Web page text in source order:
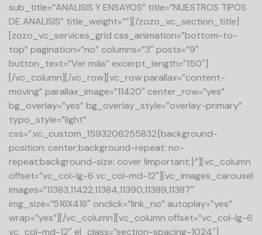
sub_title=”ANALISIS Y ENSAYOS” title=”NUESTROS TIPOS
DE ANALISIS” title_weight=””][/zozo_vc_section_title]
[zozo_vc_services_grid css_animation=”bottom-to-
top” pagination=”no” columns=”3″ posts=”9″
button_text=”Ver más” excerpt_length=”150″]
[/vc_column][/vc_row][vc_row parallax=”content-
moving” parallax_image=”11420″ center_row=”yes”
bg_overlay=”yes” bg_overlay_style=”overlay-primary”
typo_style=”light”
css=”.vc_custom_1593206255832{background-
position: center;background-repeat: no-
repeat;background-size: cover !important;}”][vc_column
offset=”vc_col-lg-6 vc_col-md-12″][vc_images_carousel
images=”11383,11422,11384,11390,11389,11387″
img_size=”516X418″ onclick=”link_no” autoplay=”yes”
wrap=”yes”][/vc_column][vc_column offset=”vc_col-lg-6
vc_col-md-12″ el_class=”section-spacing-1024″]